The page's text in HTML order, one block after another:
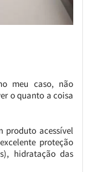
meu caso, não
o quanto a coisa
produto acessível
proteção
hidratação das